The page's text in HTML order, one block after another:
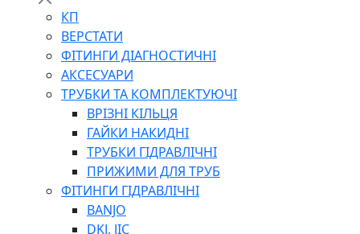
КП
ВЕРСТАТИ
ФІТИНГИ ДІАГНОСТИЧНІ
АКСЕСУАРИ
ТРУБКИ ТА КОМПЛЕКТУЮЧІ
ВРІЗНІ КІЛЬЦЯ
ГАЙКИ НАКИДНІ
ТРУБКИ ГІДРАВЛІЧНІ
ПРИЖИМИ ДЛЯ ТРУБ
ФІТИНГИ ГІДРАВЛІЧНІ
BANJO
DKJ, JIC